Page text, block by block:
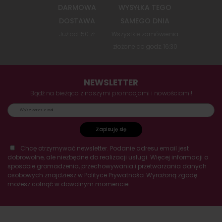
NEWSLETTER
Bądź na bieżąco z naszymi promocjami i nowościami!
Zapisuję się
Chcę otrzymywać newsletter. Podanie adresu email jest
dobrowolne, ale niezbędne do realizacji usługi. Więcej informacji o
sposobie gromadzenia, przechowywania i przetwarzania danych
osobowych znajdziesz w Polityce Prywatności Wyrażoną zgodę
możesz cofnąć w dowolnym momencie.